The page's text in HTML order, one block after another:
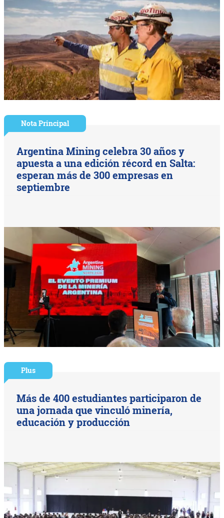
Nota Principal
Argentina Mining celebra 30 años y
apuesta a una edición récord en Salta:
esperan más de 300 empresas en
septiembre
Plus
Más de 400 estudiantes participaron de
una jornada que vinculó minería,
educación y producción